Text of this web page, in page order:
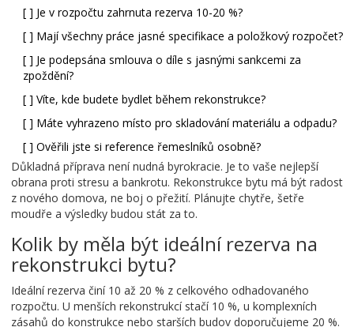
[ ] Je v rozpočtu zahrnuta rezerva 10-20 %?
[ ] Mají všechny práce jasné specifikace a položkový rozpočet?
[ ] Je podepsána smlouva o díle s jasnými sankcemi za
zpoždění?
[ ] Víte, kde budete bydlet během rekonstrukce?
[ ] Máte vyhrazeno místo pro skladování materiálu a odpadu?
[ ] Ověřili jste si reference řemeslníků osobně?
Důkladná příprava není nudná byrokracie. Je to vaše nejlepší
obrana proti stresu a bankrotu. Rekonstrukce bytu má být radost
z nového domova, ne boj o přežití. Plánujte chytře, šetře
moudře a výsledky budou stát za to.
Kolik by měla být ideální rezerva na
rekonstrukci bytu?
Ideální rezerva činí 10 až 20 % z celkového odhadovaného
rozpočtu. U menších rekonstrukcí stačí 10 %, u komplexních
zásahů do konstrukce nebo starších budov doporučujeme 20 %.